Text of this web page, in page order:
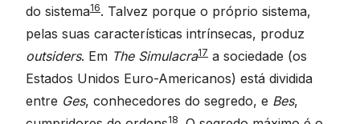
do sistema16. Talvez porque o próprio sistema,
pelas suas características intrínsecas, produz
outsiders. Em The Simulacra17 a sociedade (os
Estados Unidos Euro-Americanos) está dividida
entre Ges, conhecedores do segredo, e Bes,
18